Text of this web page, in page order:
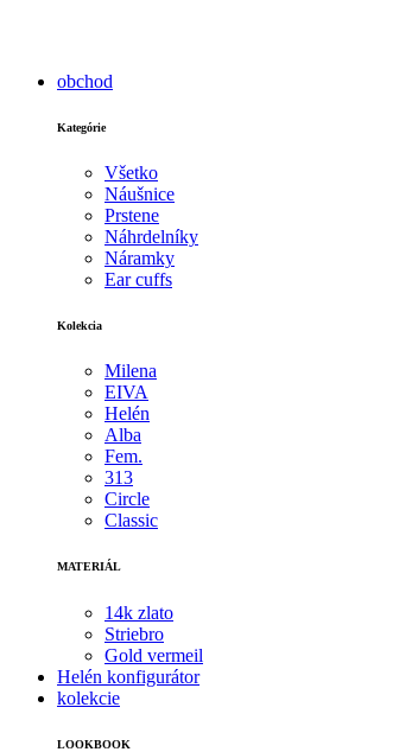
obchod
Kategórie
Všetko
Náušnice
Prstene
Náhrdelníky
Náramky
Ear cuffs
Kolekcia
Milena
EIVA
Helén
Alba
Fem.
313
Circle
Classic
MATERIÁL
14k zlato
Striebro
Gold vermeil
Helén konfigurátor
kolekcie
LOOKBOOK